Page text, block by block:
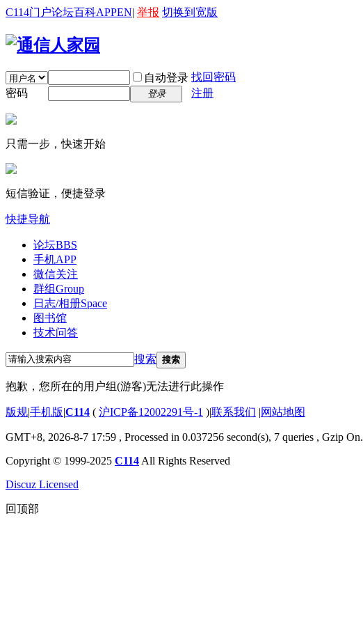
C114门户论坛百科APPEN| 举报 切换到宽版
自动登录 找回密码
密码
登录 注册
只需一步，快速开始
短信验证，便捷登录
快捷导航
论坛BBS
手机APP
微信关注
群组Group
日志/相册Space
图书馆
技术问答
搜索 搜索
抱歉，您所在的用户组(游客)无法进行此操作
版规|手机版|C114 ( 沪ICP备12002291号-1 )|联系我们 |网站地图
GMT+8, 2026-8-7 17:59 , Processed in 0.037256 second(s), 7 queries , Gzip On.
Copyright © 1999-2025 C114 All Rights Reserved
Discuz Licensed
回顶部